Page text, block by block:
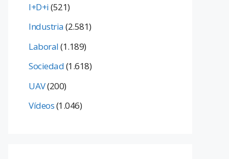
I+D+i(521)
Industria(2.581)
Laboral(1.189)
Sociedad(1.618)
UAV(200)
Vídeos(1.046)